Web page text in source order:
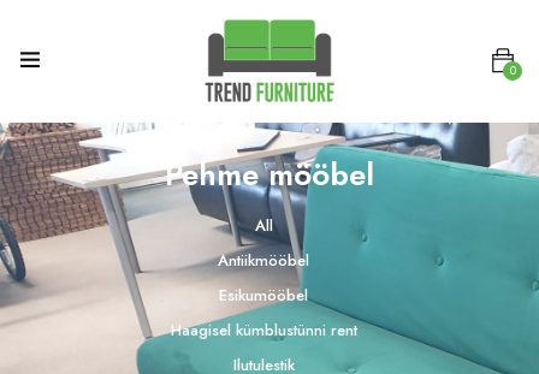
0
Pehme mööbel
All
Antiikmööbel
Esikumööbel
Haagisel kümblustünni rent
Ilutulestik